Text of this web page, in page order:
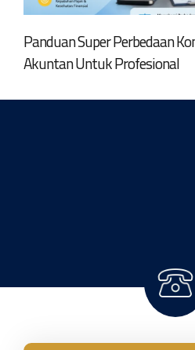
Panduan Super Perbedaan
Akuntan Untuk Profesional